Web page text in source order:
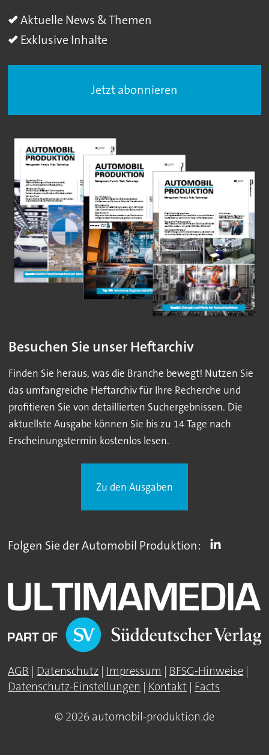
Aktuelle News & Themen
Exklusive Inhalte
Jetzt abonnieren
Besuchen Sie unser Heftarchiv
Finden Sie heraus, was die Branche bewegt! Nutzen Sie
das umfangreiche Heftarchiv für Ihre Recherche und
profitieren Sie von detaillierten Suchergebnissen. Die
aktuellste Ausgabe können Sie bis zu 14 Tage nach
Erscheinungstermin kostenlos lesen.
Zu den Ausgaben
Folgen Sie der Automobil Produktion:
AGB | Datenschutz | Impressum | BFSG-Hinweise |
Datenschutz-Einstellungen | Kontakt | Facts
© 2026 automobil-produktion.de